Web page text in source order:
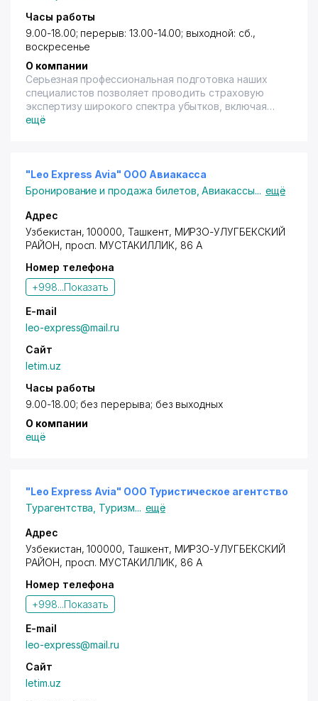
Часы работы
9.00-18.00; перерыв: 13.00-14.00; выходной: сб.,
воскресенье
О компании
Серьезная профессиональная подготовка наших
специалистов позволяет проводить страховую
экспертизу широкого спектра убытков, включая
технически сложные убытки в энергетике,
деятельности. Мы проводим полный цикл
урегулирования, начиная от квалифицированного
осмотра и сбора информации, заканчивая
юридическим анализом ответственности сторон и
проведением переговоров на любом уровне
ещё
"Leo Express Avia" ООО Авиакасса
Бронирование и продажа билетов ,Авиакассы... ещё
Адрес
Узбекистан, 100000, Ташкент, МИРЗО-УЛУГБЕКСКИЙ
РАЙОН, просп. МУСТАКИЛЛИК, 86 А
Номер телефона
+998...Показать
E-mail
leo-express@mail.ru
Сайт
letim.uz
Часы работы
9.00-18.00; без перерыва; без выходных
О компании
ещё
"Leo Express Avia" ООО Туристическое агентство
Турагентства Туризм... ещё
Адрес
Узбекистан, 100000, Ташкент, МИРЗО-УЛУГБЕКСКИЙ
РАЙОН, просп. МУСТАКИЛЛИК, 86 А
Номер телефона
+998...Показать
E-mail
leo-express@mail.ru
Сайт
letim.uz